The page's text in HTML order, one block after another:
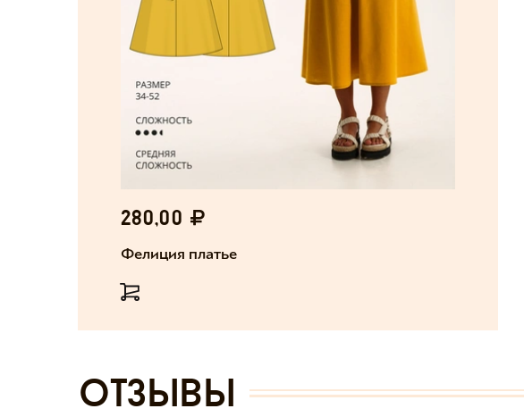
280,00
Фелиция платье
отзывы